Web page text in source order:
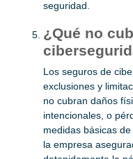
seguridad.
¿Qué no
Los seguros de
exclusiones y
no cubran daños
intencionales, o
medidas básicas
la empresa